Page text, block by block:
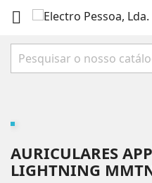

AURICULARES
LIGHTNING